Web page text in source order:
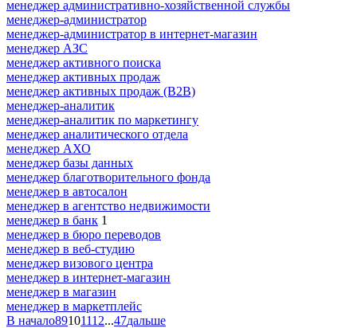
менеджер административно-хозяйственной службы
менеджер-администратор
менеджер-администратор в интернет-магазин
менеджер АЗС
менеджер активного поиска
менеджер активных продаж
менеджер активных продаж (B2B)
менеджер-аналитик
менеджер-аналитик по маркетингу
менеджер аналитического отдела
менеджер АХО
менеджер базы данных
менеджер благотворительного фонда
менеджер в автосалон
менеджер в агентство недвижимости
менеджер в банк 1
менеджер в бюро переводов
менеджер в веб-студию
менеджер визового центра
менеджер в интернет-магазин
менеджер в магазин
менеджер в маркетплейс
В начало89101112...47дальше